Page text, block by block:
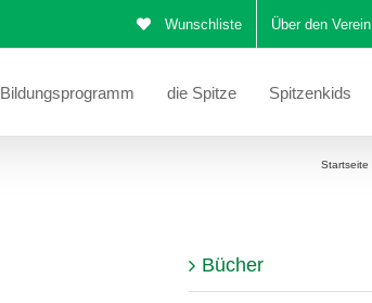
Wunschliste Über den Verein
Bildungsprogramm die Spitze Spitzenkids
Startseite
Bücher